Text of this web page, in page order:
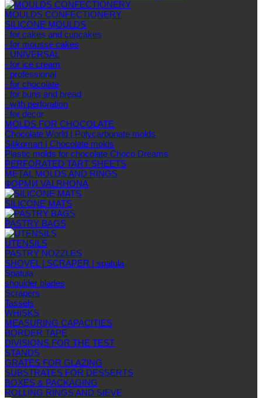
MOULDS CONFECTIONERY
SILICONE MOULDS
- for cakes and cupcakes
- for mousse cakes
- UNIVERSAL
- for ice cream
- professional
- for chocolate
- for buns and bread
- with perforation
- for decor
MOLDS FOR CHOCOLATE
Chocolate World | Polycarbonate molds
Silikomart | Chocolate molds
Plastic molds for chocolate Choco Dreams
PERFORATED TART SHEETS
METAL MOLDS AND RINGS
ФОРМИ VALRHONA
SILICONE MATS
PASTRY BAGS
UTENSILS
PASTRY NOZZLES
SHOVEL | SCRAPER | spatula
Spatula
shoulder blades
Scrapers
Tassels
WHISKS
MEASURING CAPACITIES
BORDER TAPE
DIVISIONS FOR THE TEST
STANDS
GRATES FOR GLAZING
SUBSTRATES FOR DESSERTS
BOXES & PACKAGING
ROLLING RINGS AND SIEVE